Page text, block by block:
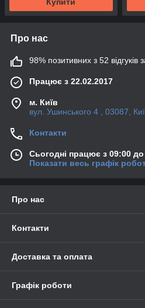
Про нас
98% позитивних з 52 відгуків
Працює з 22.02.2017
м. Київ
вул. Ушинського 4 , 03087,
Контакти
Сьогодні працює з 09:00
Показати весь графік
Про нас
Контакти
Доставка та оплата
Графік роботи